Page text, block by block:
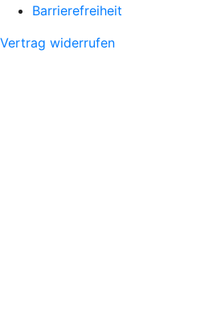
Barrierefreiheit
Vertrag widerrufen